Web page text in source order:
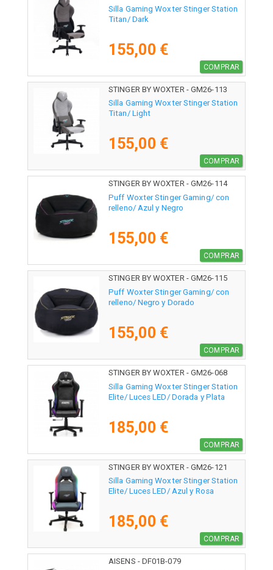
Silla Gaming Woxter Stinger Station
Titan/ Dark
155,00 €
COMPRAR
STINGER BY WOXTER - GM26-113
Silla Gaming Woxter Stinger Station
Titan/ Light
155,00 €
COMPRAR
STINGER BY WOXTER - GM26-114
Puff Woxter Stinger Gaming/ con
relleno/ Azul y Negro
155,00 €
COMPRAR
STINGER BY WOXTER - GM26-115
Puff Woxter Stinger Gaming/ con
relleno/ Negro y Dorado
155,00 €
COMPRAR
STINGER BY WOXTER - GM26-068
Silla Gaming Woxter Stinger Station
Elite/ Luces LED/ Dorada y Plata
185,00 €
COMPRAR
STINGER BY WOXTER - GM26-121
Silla Gaming Woxter Stinger Station
Elite/ Luces LED/ Azul y Rosa
185,00 €
COMPRAR
AISENS - DF01B-079